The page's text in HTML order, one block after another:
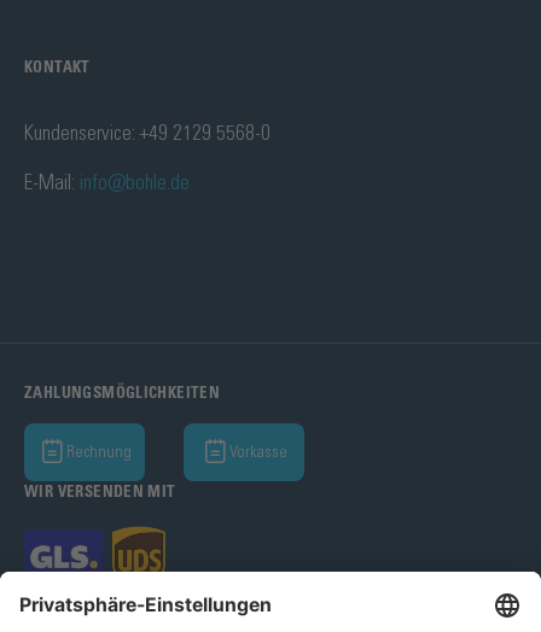
KONTAKT
Kundenservice: +49 2129 5568-0
E-Mail: info@bohle.de
ZAHLUNGSMÖGLICHKEITEN
Rechnung Vorkasse
WIR VERSENDEN MIT